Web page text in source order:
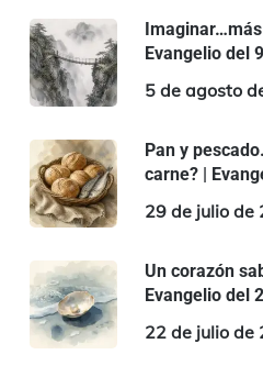
Evangelio del
5 de agosto
Pan y
carne? |
29 de julio de
Un corazón
Evangelio del
22 de julio de